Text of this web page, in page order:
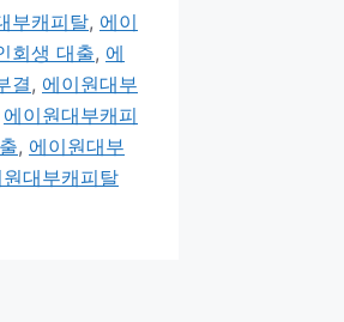
부캐피탈, 에이
회생 대출, 에
결, 에이원대부
에이원대부캐피
, 에이원대부
대부캐피탈